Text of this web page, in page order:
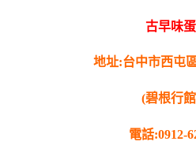
古早味
地址:台中市西屯
(碧根行
電話:0912-